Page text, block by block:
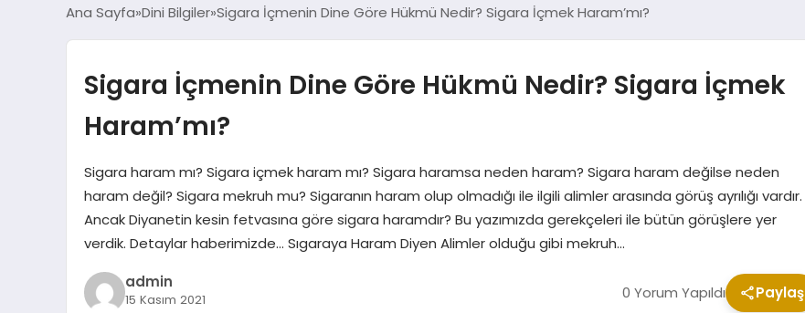
Ana Sayfa Dini Bilgiler Sigara İçmenin Dine Göre Hükmü Nedir? Sigara İçmek Haram’mı?
Sigara İçmenin Dine Göre Hükmü Nedir? Sigara İçmek
Haram’mı?
Sigara haram mı? Sigara içmek haram mı? Sigara haramsa neden haram? Sigara haram değilse neden
haram değil? Sigara mekruh mu? Sigaranın haram olup olmadığı ile ilgili alimler arasında görüş ayrılığı vardır.
Ancak Diyanetin kesin fetvasına göre sigara haramdır? Bu yazımızda gerekçeleri ile bütün görüşlere yer
verdik. Detaylar haberimizde… Sıgaraya Haram Diyen Alimler olduğu gibi mekruh…
admin
15 Kasım 2021 0 Yorum Yapıldı Paylaş